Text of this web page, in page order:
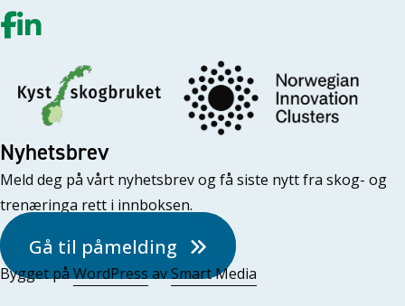
Gå til vår Facebook
Gå til vår LinkedIn
Nyhetsbrev
Meld deg på vårt nyhetsbrev og få siste nytt fra skog- og
trenæringa rett i innboksen.
Gå til påmelding
Bygget på WordPress avSmart Media